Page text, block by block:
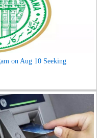
on Aug 10 Seeking